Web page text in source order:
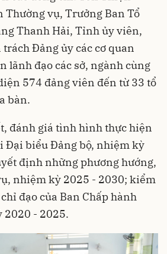
Thường vụ, Trưởng Ban Tổ
Thanh Hải, Tỉnh ủy viên,
Đảng ủy các cơ quan
lãnh đạo các sở, ngành cùng
574 đảng viên đến từ 33 tổ
bàn.
đánh giá tình hình thực hiện
Đại biểu Đảng bộ, nhiệm kỳ
định những phương hướng,
nhiệm kỳ 2025 - 2030; kiểm
đạo của Ban Chấp hành
2020 - 2025.